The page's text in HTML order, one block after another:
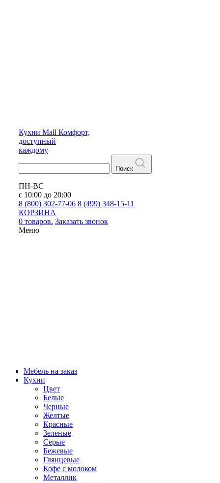
Кухни Mall Комфорт,
доступный
каждому
Поиск
ПН-ВС
с 10:00 до 20:00
8 (800) 302-77-06 8 (499) 348-15-11
КОРЗИНА
0 товаров. Заказать звонок
Меню
Мебель на заказ
Кухни
Цвет
Белые
Черные
Желтые
Красные
Зеленые
Серые
Бежевые
Глянцевые
Кофе с молоком
Металлик